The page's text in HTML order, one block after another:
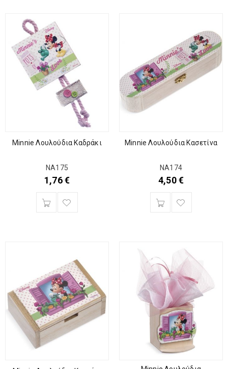
Minnie Λουλούδια Καδράκι
ΝΑ175
1,76€
Minnie Λουλούδια Κασετίνα
ΝΑ174
4,50€